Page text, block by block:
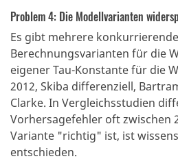
Problem 4: Die Modellvarianten
Es gibt mehrere konkurrierende
Berechnungsvarianten für die
eigener Tau-Konstante für die
2012, Skiba differenziell,
Clarke. In Vergleichsstudien
Vorhersagefehler oft zwischen
Variante "richtig" ist, ist
entschieden.